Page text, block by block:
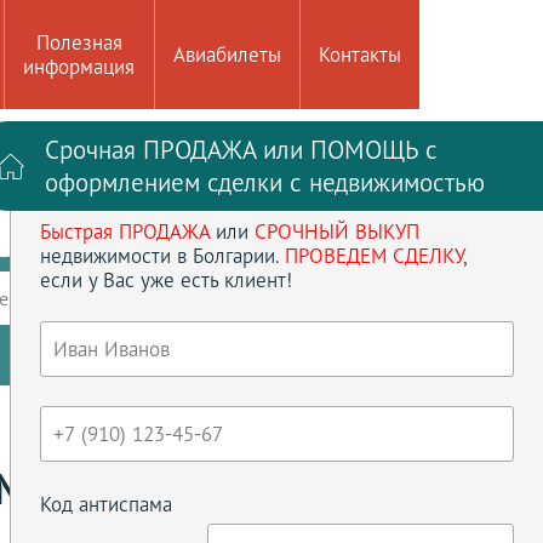
Полезная
информация
Авиабилеты Контакты
Войти на сайт Регистрация
до кв.м
Кол-во спален
БЕЗ ТАКСЫ
Срочная ПРОДАЖА или ПОМОЩЬ с
оформлением сделки с недвижимостью
Быстрая ПРОДАЖАили СРОЧНЫЙ ВЫКУП
недвижимости в Болгарии. ПРОВЕДЕМ СДЕЛКУ,
если у Вас уже есть клиент!
Код антиспама